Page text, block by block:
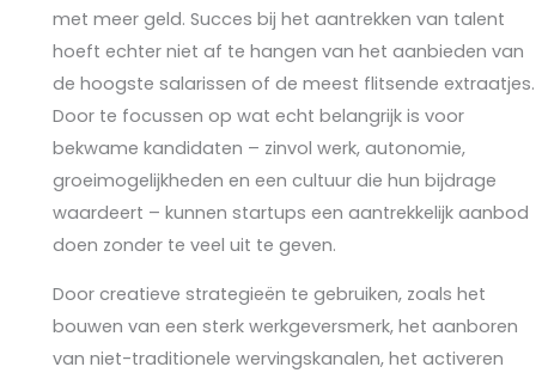
met meer geld. Succes bij het aantrekken van talent
hoeft echter niet af te hangen van het aanbieden van
de hoogste salarissen of de meest flitsende extraatjes.
Door te focussen op wat echt belangrijk is voor
bekwame kandidaten – zinvol werk, autonomie,
groeimogelijkheden en een cultuur die hun bijdrage
waardeert – kunnen startups een aantrekkelijk aanbod
doen zonder te veel uit te geven.
Door creatieve strategieën te gebruiken, zoals het
bouwen van een sterk werkgeversmerk, het aanboren
van niet-traditionele wervingskanalen, het activeren